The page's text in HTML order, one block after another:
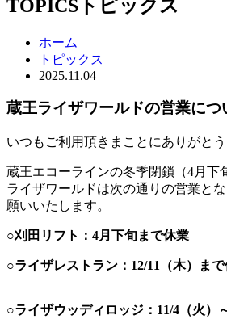
TOPICS トピックス
ホーム
トピックス
2025.11.04
蔵王ライザワールドの営業につ
いつもご利用頂きまことにありがとう
蔵王エコーラインの冬季閉鎖（4月下
ライザワールドは次の通りの営業と
願いいたします。
○刈田リフト：4月下旬まで休業
○ライザレストラン：12/11（木）ま
○ライザウッディロッジ：11/4（火）